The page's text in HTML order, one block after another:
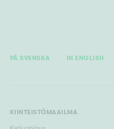
PÅ SVENSKA IN ENGLISH
KIINTEISTÖMAAILMA